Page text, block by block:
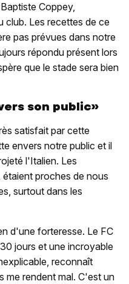
Coppey,
club. Les recettes de ce
pas prévues dans notre
répondu présent lors
que le stade sera bien
son public»
satisfait par cette
envers notre public et il
l'Italien. Les
proches de nous
surtout dans les
d'une forteresse. Le FC
jours et une incroyable
reconnaît
me rendent mal. C'est un